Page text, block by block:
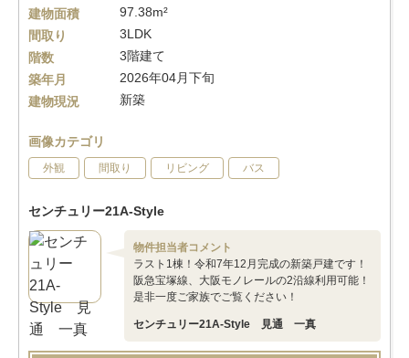
建物面積
97.38m²
間取り
3LDK
階数
3階建て
築年月
2026年04月下旬
建物現況
新築
画像カテゴリ
外観 間取り リビング バス
センチュリー21A-Style
物件担当者コメント
ラスト1棟！令和7年12月完成の新築戸建です！
阪急宝塚線、大阪モノレールの2沿線利用可能！
是非一度ご家族でご覧ください！
センチュリー21A-Style 見通 一真